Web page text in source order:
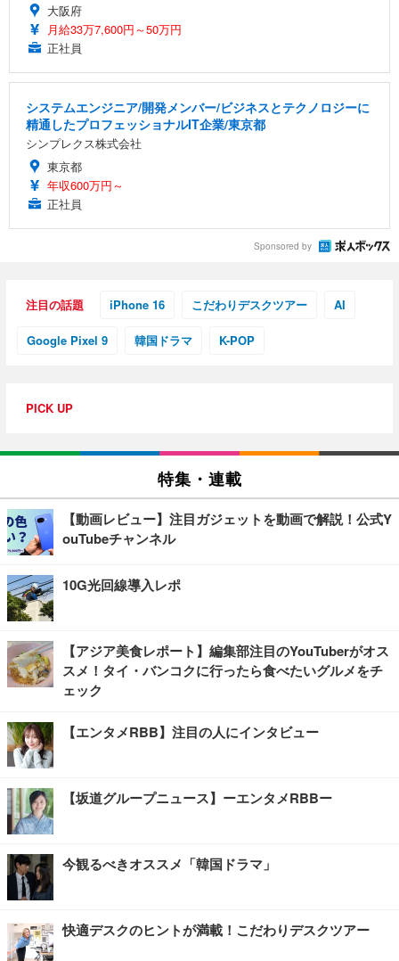
大阪府
月給33万7,600円～50万円
正社員
システムエンジニア/開発メンバー/ビジネスとテクノロジーに
精通したプロフェッショナルIT企業/東京都
シンプレクス株式会社
東京都
年収600万円～
正社員
Sponsored by
注目の話題 iPhone 16 こだわりデスクツアー AI
Google Pixel 9 韓国ドラマ K-POP
PICK UP
特集・連載
【動画レビュー】注目ガジェットを動画で解説！公式Y
ouTubeチャンネル
10G光回線導入レポ
【アジア美食レポート】編集部注目のYouTuberがオス
スメ！タイ・バンコクに行ったら食べたいグルメをチ
ェック
【エンタメRBB】注目の人にインタビュー
【坂道グループニュース】ーエンタメRBBー
今観るべきオススメ「韓国ドラマ」
快適デスクのヒントが満載！こだわりデスクツアー